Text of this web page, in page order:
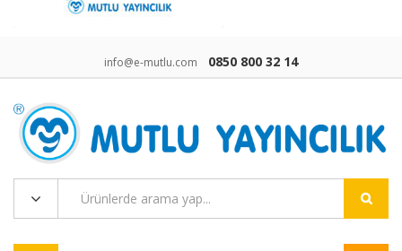
info@e-mutlu.com 0850 800 32 14